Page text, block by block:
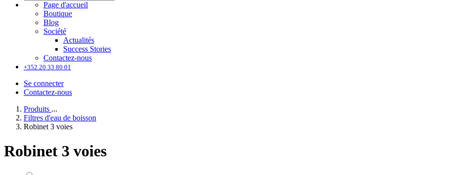
Page d'accueil
Boutique
Blog
Société
Actualités
Success Stories
Contactez-nous
+352 20 33 80 01
Se connecter
Contactez-nous
Produits ...
Filtres d'eau de boisson
Robinet 3 voies
Robinet 3 voies